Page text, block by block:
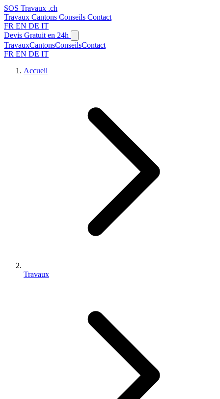
SOS Travaux .ch
Travaux Cantons Conseils Contact
FR EN DE IT
Devis Gratuit en 24h
TravauxCantonsConseilsContact
FR EN DE IT
Accueil
Travaux